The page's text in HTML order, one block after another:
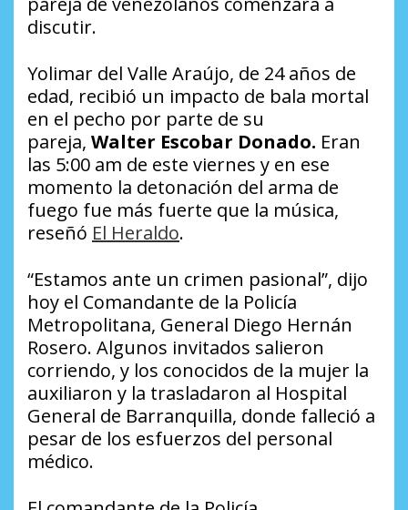
discutir.
Yolimar del Valle Araújo, de 24 años de
edad, recibió un impacto de bala mortal
en el pecho por parte de su
pareja, Walter Escobar Donado. Eran
las 5:00 am de este viernes y en ese
momento la detonación del arma de
fuego fue más fuerte que la música,
reseñó El Heraldo.
“Estamos ante un crimen pasional”, dijo
hoy el Comandante de la Policía
Metropolitana, General Diego Hernán
Rosero. Algunos invitados salieron
corriendo, y los conocidos de la mujer la
auxiliaron y la trasladaron al Hospital
General de Barranquilla, donde falleció a
pesar de los esfuerzos del personal
médico.